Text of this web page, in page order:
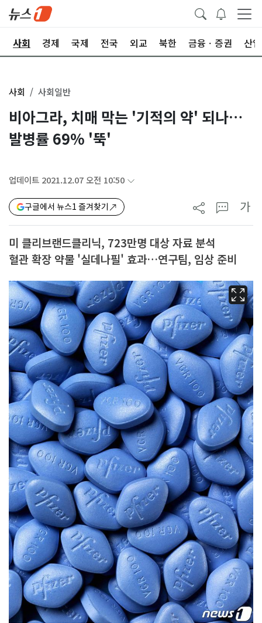
사회 경제 국제 전국 외교 북한 금융ㆍ증권 산업
사회 사회일반
비아그라, 치매 막는 '기적의 약' 되나…
발병률 69% '뚝'
업데이트 2021.12.07 오전 10:50
구글에서 뉴스1 즐겨찾기 가
미 클리브랜드클리닉, 723만명 대상 자료 분석
혈관 확장 약물 '실데나필' 효과…연구팀, 임상 준비